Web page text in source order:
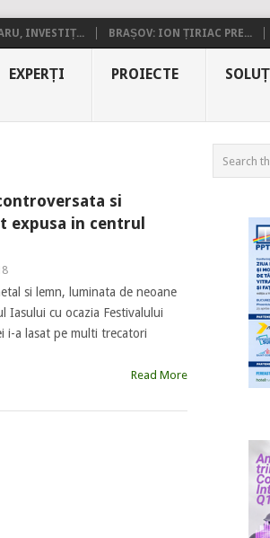
INVESTIȚ... BRAȘOV: ION ȚIRIAC PRE...
EXPERȚI PROIECTE
si
expusa in centrul
si lemn, luminata de neoane
Iasului cu ocazia Festivalului
i-a lasat pe multi trecatori
Read More